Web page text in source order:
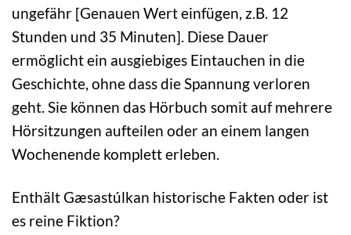
ungefähr [Genauen Wert einfügen, z.B. 12
Stunden und 35 Minuten]. Diese Dauer
ermöglicht ein ausgiebiges Eintauchen in die
Geschichte, ohne dass die Spannung verloren
geht. Sie können das Hörbuch somit auf mehrere
Hörsitzungen aufteilen oder an einem langen
Wochenende komplett erleben.
Enthält Gæsastúlkan historische Fakten oder ist
es reine Fiktion?